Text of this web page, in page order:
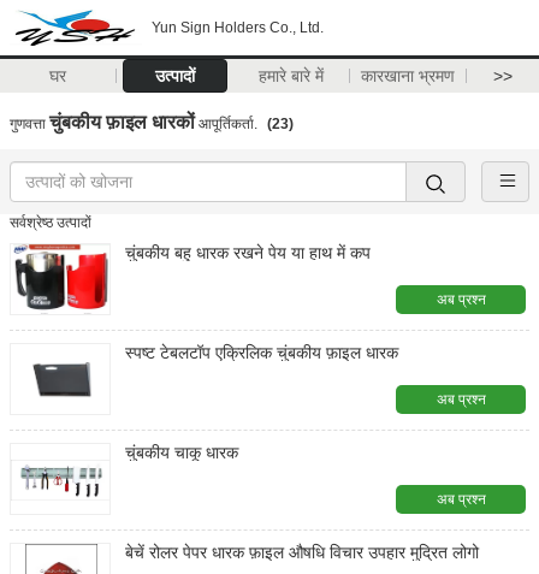
Yun Sign Holders Co., Ltd.
घर उत्पादों हमारे बारे में कारखाना भ्रमण >>
गुणवत्ता चुंबकीय फ़ाइल धारकोंआपूर्तिकर्ता. (23)
सर्वश्रेष्ठ उत्पादों
चुंबकीय बहु धारक रखने पेय या हाथ में कप
अब प्रश्न
स्पष्ट टेबलटॉप एक्रिलिक चुंबकीय फ़ाइल धारक
अब प्रश्न
चुंबकीय चाकू धारक
अब प्रश्न
बेचें रोलर पेपर धारक फ़ाइल औषधि विचार उपहार मुद्रित लोगो